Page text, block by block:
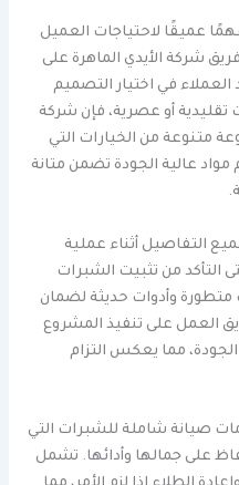
عميقًا لاحتياجات العميل
شركة الأيدي الماهرة على
في اختيار التصميم
أو عصرية، فإن شركة
متنوعة من الخيارات التي
مواد عالية الجودة تضمن متانة
التفاصيل أثناء عملية
التأكد من تثبيت الشبرات
وأدوات حديثة لضمان
العمل على تنفيذ المشروع
مما يعكس التزام
صيانة شاملة للشبرات التي
على جمالها وأدائها. تشمل